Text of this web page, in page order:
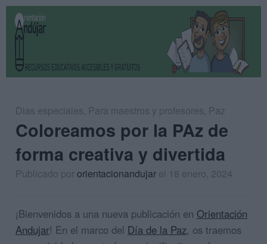
Dias especiales, Para maestros y profesores, Paz
Coloreamos por la PAz de
forma creativa y divertida
Publicado pororientacionandujar el 18 enero, 2024
¡Bienvenidos a una nueva publicación en Orientación
Andujar! En el marco del Día de la Paz, os traemos